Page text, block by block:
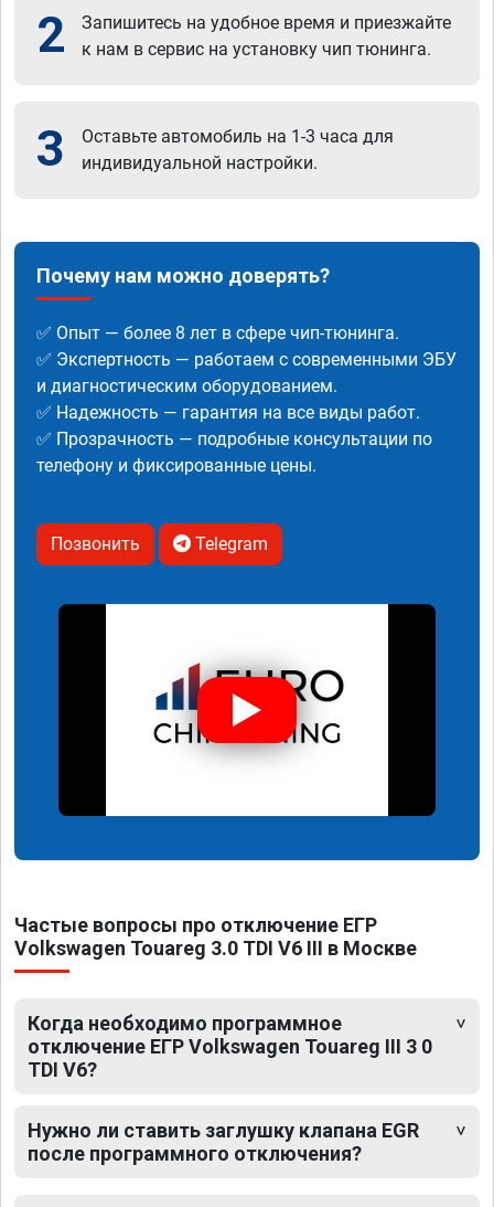
2
Запишитесь на удобное время и приезжайте
к нам в сервис на установку чип тюнинга.
3
Оставьте автомобиль на 1-3 часа для
индивидуальной настройки.
Почему нам можно доверять?
✅ Опыт — более 8 лет в сфере чип-тюнинга.
✅ Экспертность — работаем с современными ЭБУ
и диагностическим оборудованием.
✅ Надежность — гарантия на все виды работ.
✅ Прозрачность — подробные консультации по
телефону и фиксированные цены.
Позвонить Telegram
Частые вопросы про отключение ЕГР
Volkswagen Touareg 3.0 TDI V6 III в Москве
Когда необходимо программное
отключение ЕГР Volkswagen Touareg III 3 0
TDI V6?
Нужно ли ставить заглушку клапана EGR
после программного отключения?